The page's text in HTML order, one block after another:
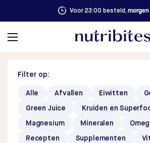
Voor 23:00 besteld,
Filter op:
Alle Afvallen Eiwitten
Green Juice Kruiden en
Magnesium Mineralen
Recepten Supplementen